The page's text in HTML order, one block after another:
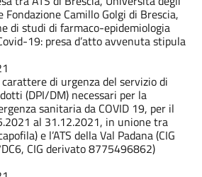
Fondazione Camillo Golgi di Brescia,
di studi di farmaco-epidemiologia
19: presa d’atto avvenuta stipula
di urgenza del servizio di
(DPI/DM) necessari per la
sanitaria da COVID 19, per il
al 31.12.2021, in unione tra
e l’ATS della Val Padana (CIG
CIG derivato 8775496862)